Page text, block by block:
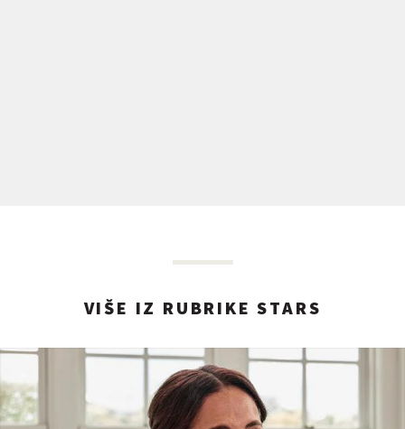
VIŠE IZ RUBRIKE STARS